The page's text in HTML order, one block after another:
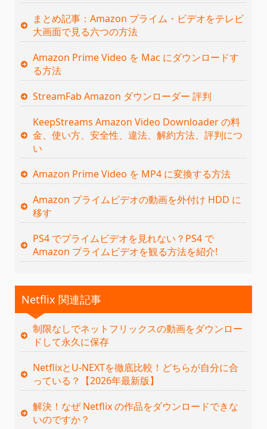
まとめ記事：Amazon プライム・ビデオをテレビ
大画面で見る六つの方法
Amazon Prime Video を Mac にダウンロードす
る方法
StreamFab Amazon ダウンローダー 評判
KeepStreams Amazon Video Downloader の料
金、使い方、安全性、違法、解約方法、評判につ
い
Amazon Prime Video を MP4 に変換する方法
Amazon プライムビデオの動画を外付け HDD に
移す
PS4 でプライムビデオを見れない？PS4 で
Amazon プライムビデオを観る方法を紹介!
Netflix 関連記事
制限なしでネットフリックスの動画をダウンロー
ドして永久に保存
NetflixとU-NEXTを徹底比較！どちらが自分に合
っている？【2026年最新版】
解決！なぜ Netflix の作品をダウンロードできな
いのですか？